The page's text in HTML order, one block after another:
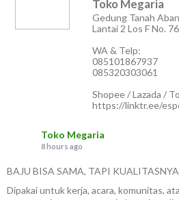
Toko Megaria
Gedung Tanah
Lantai 2 Los F No.
WA & Telp:
085101867937
085320303061
Shopee / Lazada /
https://linktr.ee/
Toko Megaria
8 hours ago
BAJU BISA SAMA, TAPI
Dipakai untuk kerja, acara, komunitas,